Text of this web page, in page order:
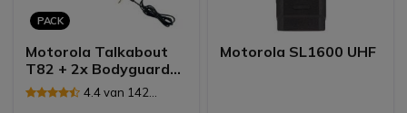
PACK
Motorola Talkabout
T82 + 2x Bodyguard
Oortjes 4.4 van 142
Motorola SL1600 UHF